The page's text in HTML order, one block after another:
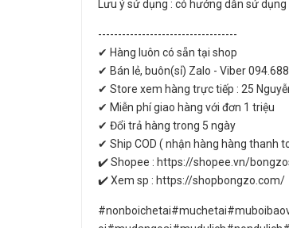
Lưu ý sử dụng : có hướng dẫn sử
-----------------------------------
✔ Hàng luôn có sẵn tại shop
✔ Bán lẻ, buôn(sỉ) Zalo - Viber
✔ Store xem hàng trực tiếp : 25
✔ Miễn phí giao hàng với đơn 1 triệu
✔ Đổi trả hàng trong 5 ngày
✔ Ship COD ( nhận hàng hàng thanh
✔️ Shopee : https://shopee.vn/
✔️ Xem sp : https://shopbongzo.com/